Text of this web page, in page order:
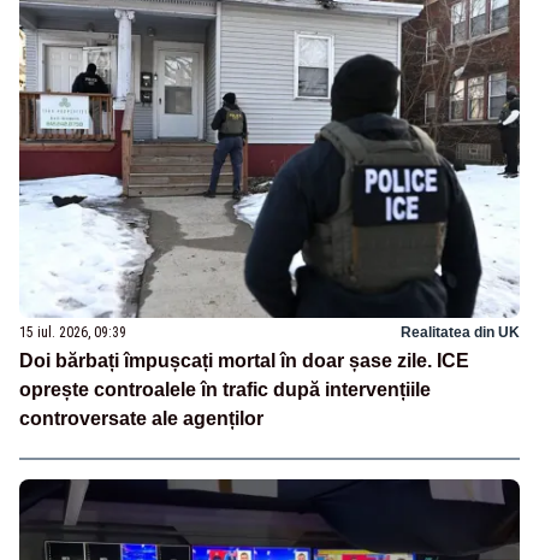
15 iul. 2026, 09:39 Realitatea din UK
Doi bărbați împușcați mortal în doar șase zile. ICE
oprește controalele în trafic după intervențiile
controversate ale agenților